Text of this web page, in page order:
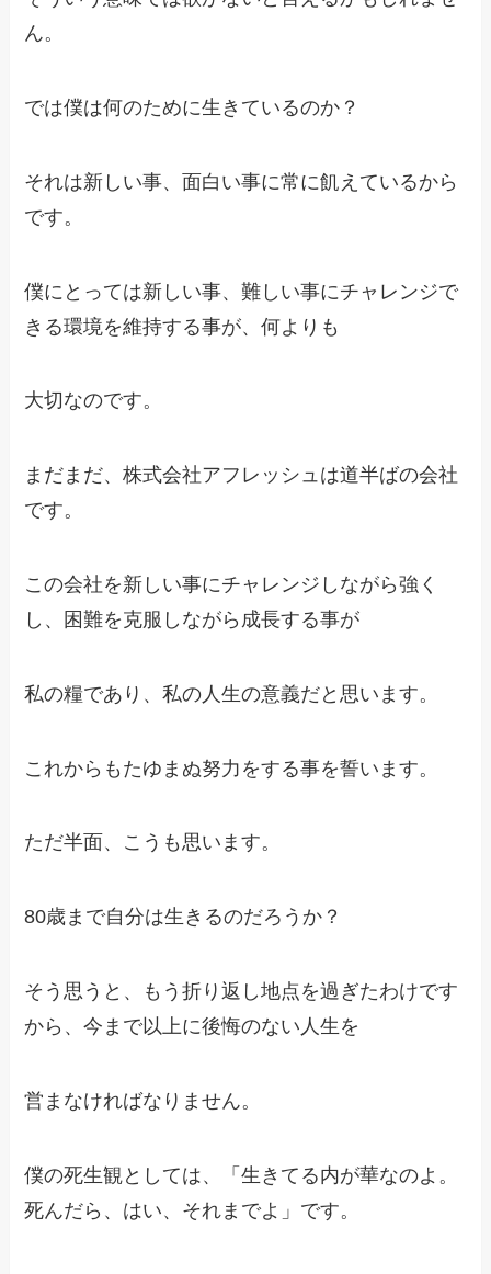
ん。
では僕は何のために生きているのか？
それは新しい事、面白い事に常に飢えているから
です。
僕にとっては新しい事、難しい事にチャレンジで
きる環境を維持する事が、何よりも
大切なのです。
まだまだ、株式会社アフレッシュは道半ばの会社
です。
この会社を新しい事にチャレンジしながら強く
し、困難を克服しながら成長する事が
私の糧であり、私の人生の意義だと思います。
これからもたゆまぬ努力をする事を誓います。
ただ半面、こうも思います。
80歳まで自分は生きるのだろうか？
そう思うと、もう折り返し地点を過ぎたわけです
から、今まで以上に後悔のない人生を
営まなければなりません。
僕の死生観としては、「生きてる内が華なのよ。
死んだら、はい、それまでよ」です。